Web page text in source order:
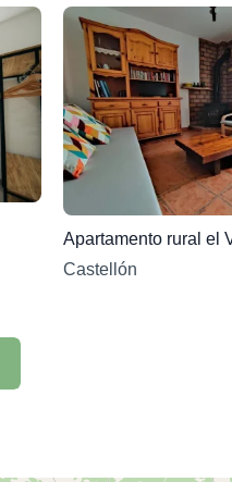
Apartamento rural el
Castellón